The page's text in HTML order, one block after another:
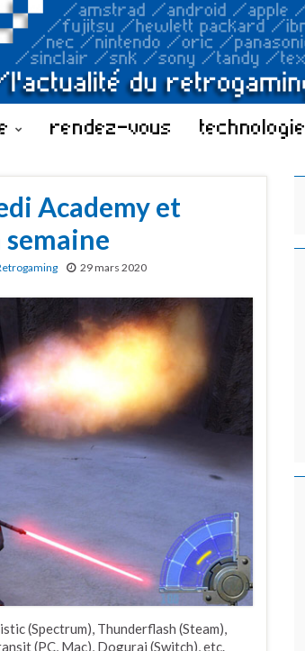
rendez-vous technologie
Academy et
29 mars 2020
(Spectrum), Thunderflash (Steam),
(PC, Mac), Dogurai (Switch), etc.